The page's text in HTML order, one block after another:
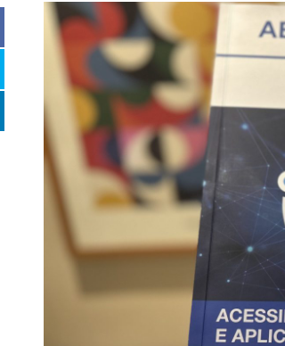
Facebook
LinkedIn
compartilhar